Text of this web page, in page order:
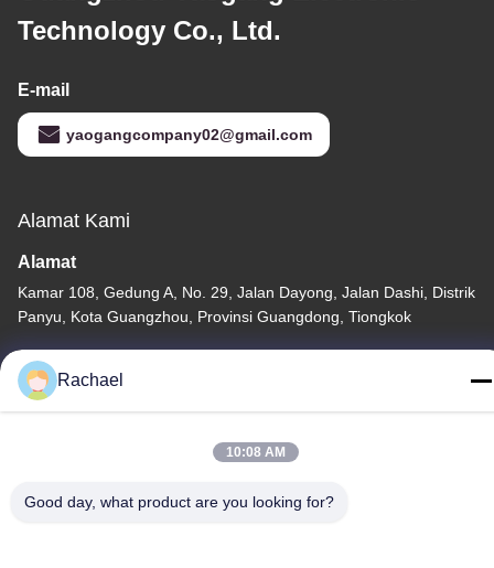
Technology Co., Ltd.
E-mail
yaogangcompany02@gmail.com
Alamat Kami
Alamat
Kamar 108, Gedung A, No. 29, Jalan Dayong, Jalan Dashi, Distrik
Panyu, Kota Guangzhou, Provinsi Guangdong, Tiongkok
Tel
0086-15112103717
Rachael
10:08 AM
Good day, what product are you looking for?